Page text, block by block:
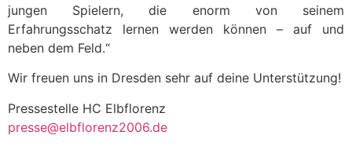
jungen Spielern, die enorm von seinem
Erfahrungsschatz lernen werden können – auf und
neben dem Feld.“
Wir freuen uns in Dresden sehr auf deine Unterstützung!
Pressestelle HC Elbflorenz
presse@elbflorenz2006.de